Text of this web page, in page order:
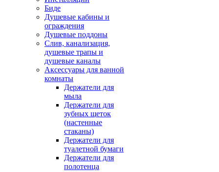
Биде
Душевые кабины и
ограждения
Душевые поддоны
Слив, канализация,
душевые трапы и
душевые каналы
Аксессуары для ванной
комнаты
Держатели для
мыла
Держатели для
зубных щеток
(настенные
стаканы)
Держатели для
туалетной бумаги
Держатели для
полотенца